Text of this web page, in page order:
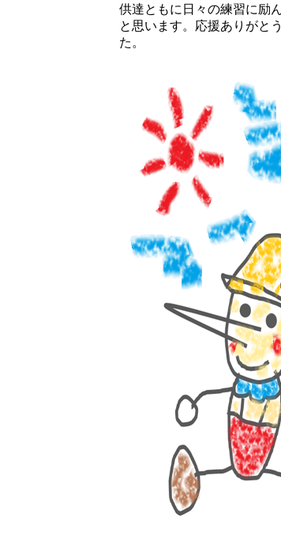
供達ともに日々の練習に励
と思います。応援ありがと
た。